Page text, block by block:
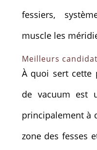
fessiers,
muscle les
Meilleurs
À quoi sert cette
de vacuum est
principalement à
zone des fesses